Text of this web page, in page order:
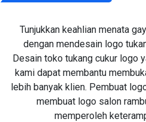
Tunjukkan keahlian menata
dengan mendesain logo
Desain toko tukang cukur logo
kami dapat membantu
lebih banyak klien. Pembuat
membuat logo salon
memperoleh